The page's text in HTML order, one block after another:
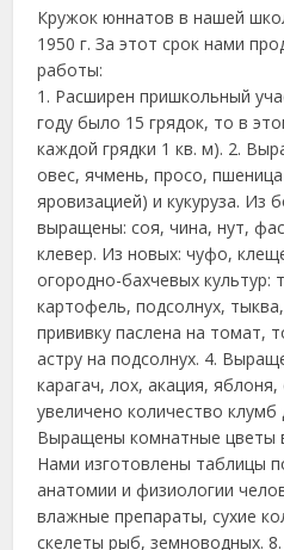
Кружок юннатов в нашей
1950 г. За этот срок нами
работы:
1. Расширен пришкольный
году было 15 грядок, то в
каждой грядки 1 кв. м). 2.
овес, ячмень, просо,
яровизацией) и кукуруза. Из
выращены: соя, чина, нут,
клевер. Из новых: чуфо,
огородно-бахчевых культур:
картофель, подсолнух,
прививку паслена на томат,
астру на подсолнух. 4.
карагач, лох, акация,
увеличено количество
Выращены комнатные цветы
Нами изготовлены таблицы
анатомии и физиологии
влажные препараты, сухие
скелеты рыб, земноводных.